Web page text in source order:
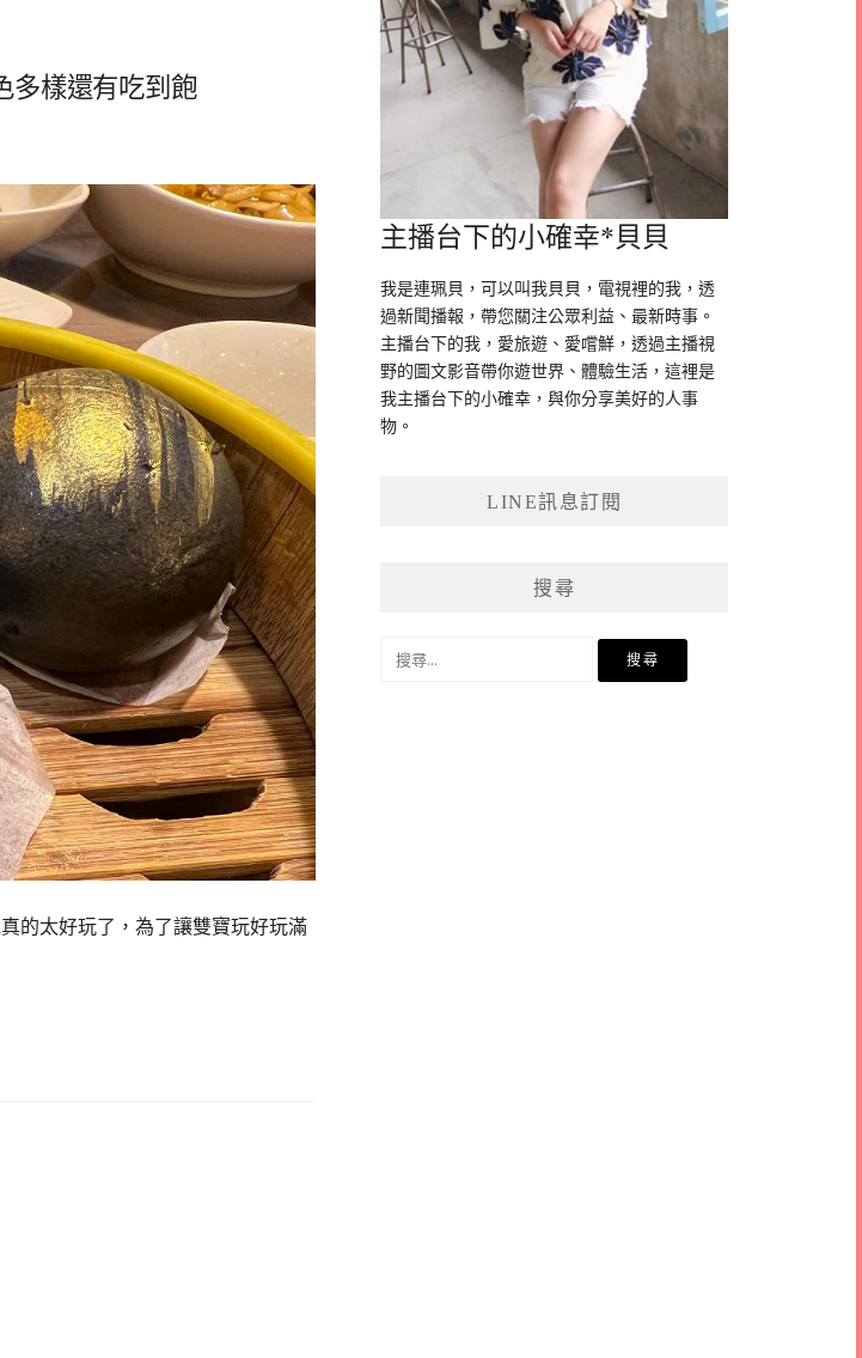
多樣還有吃到飽
的太好玩了，為了讓雙寶玩好玩滿
主播台下的小確幸*貝貝
我是連珮貝，可以叫我貝貝，電視裡的我，透
過新聞播報，帶您關注公眾利益、最新時事。
主播台下的我，愛旅遊、愛嚐鮮，透過主播視
野的圖文影音帶你遊世界、體驗生活，這裡是
我主播台下的小確幸，與你分享美好的人事
物。
LINE訊息訂閱
搜尋